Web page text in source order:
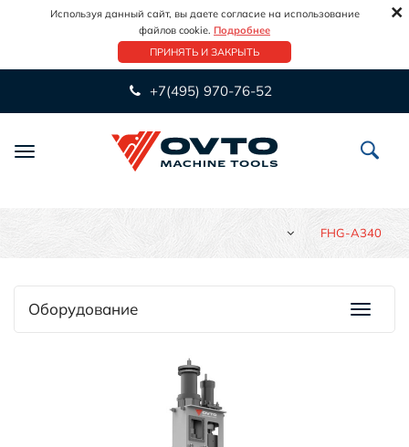
Используя данный сайт, вы даете согласие на использование
файлов cookie. Подробнее
ПРИНЯТЬ И ЗАКРЫТЬ
×
+7(495) 970-76-52
Переключить
FHG-A340
Оборудование